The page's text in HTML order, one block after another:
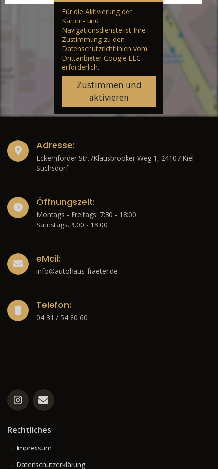
Für die Aktivierung der
Karten- und
Navigationsdienste ist Ihre
Zustimmung zu den
Datenschutzrichtlinien vom
Drittanbieter Google LLC
erforderlich.
Zustimmen und
aktivieren
Adresse:
Eckernförder Str. /Klausbrooker Weg 1, 24107 Kiel-
Suchsdorf
Öffnungszeit:
Montags - Freitags: 7:30 - 18:00
Samstags: 9:00 - 13:00
eMail:
info@autohaus-fraeter.de
Telefon:
04 31 / 54 80 60
Rechtliches
→ Impressum
→ Datenschutzerklärung